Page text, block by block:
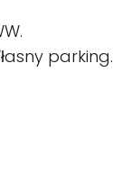
parking.